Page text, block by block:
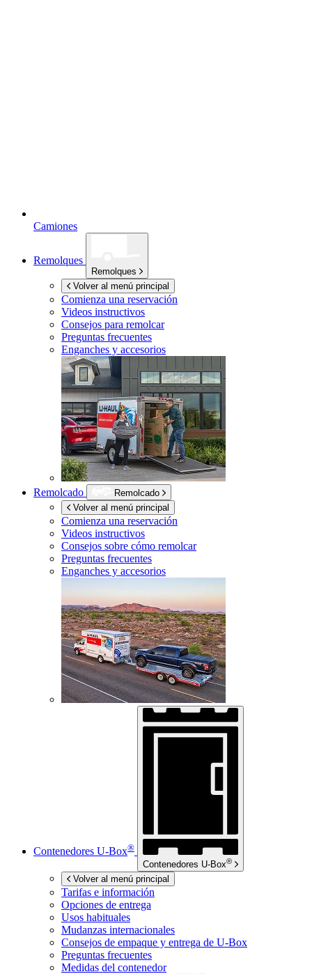
Camiones
Remolques
Remolques
Volver al menú principal
Comienza una reservación
Videos instructivos
Consejos para remolcar
Preguntas frecuentes
Enganches y accesorios
Remolcado
Remolcado
Volver al menú principal
Comienza una reservación
Videos instructivos
Consejos sobre cómo remolcar
Preguntas frecuentes
Enganches y accesorios
Contenedores U-Box®
Contenedores U-Box®
Volver al menú principal
Tarifas e información
Opciones de entrega
Usos habituales
Mudanzas internacionales
Consejos de empaque y entrega de U-Box
Preguntas frecuentes
Medidas del contenedor